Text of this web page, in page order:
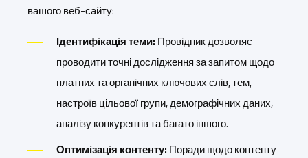
вашого веб-сайту:
Ідентифікація теми: Провідник дозволяє
проводити точні дослідження за запитом щодо
платних та органічних ключових слів, тем,
настроїв цільової групи, демографічних даних,
аналізу конкурентів та багато іншого.
Оптимізація контенту: Поради щодо контенту